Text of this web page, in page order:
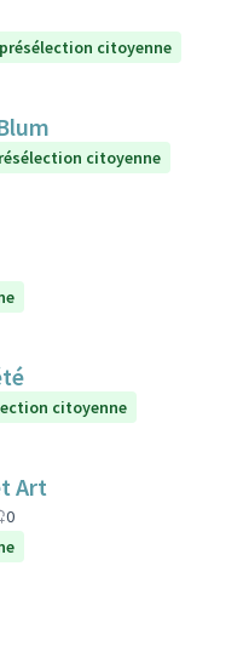
citoyenne
citoyenne
citoyenne
Art
0